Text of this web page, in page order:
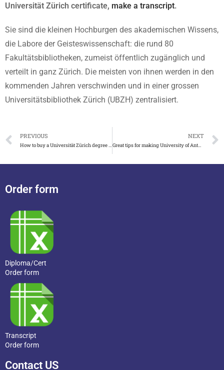
Universität Zürich certificate, make a transcript.
Sie sind die kleinen Hochburgen des akademischen Wissens,
die Labore der Geisteswissenschaft: die rund 80
Fakultätsbibliotheken, zumeist öffentlich zugänglich und
verteilt in ganz Zürich. Die meisten von ihnen werden in den
kommenden Jahren verschwinden und in ­einer grossen
Universitätsbibliothek ­Zürich (UBZH) zentralisiert.
PREVIOUS
How to buy a Universität Zürich degree in seconds
NEXT
Great tips for making University of Antwerp degree
Order form
Diploma/Cert
Order form
Transcript
Order form
Contact US